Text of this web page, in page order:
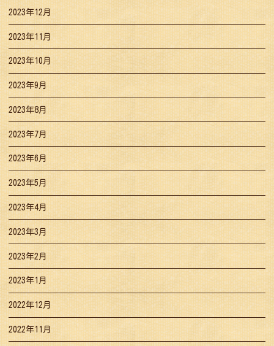
2023年12月
2023年11月
2023年10月
2023年9月
2023年8月
2023年7月
2023年6月
2023年5月
2023年4月
2023年3月
2023年2月
2023年1月
2022年12月
2022年11月